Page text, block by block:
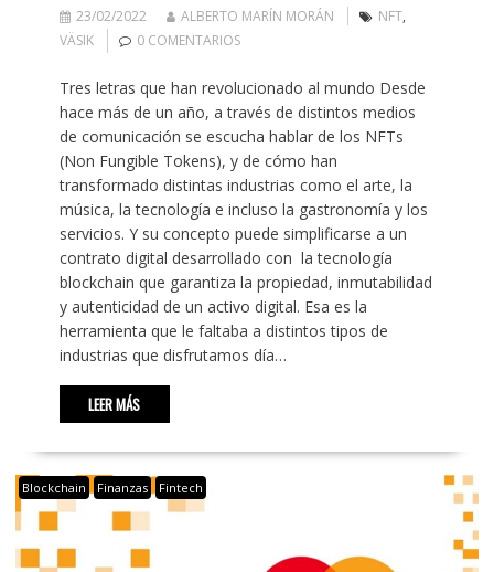
23/02/2022 ALBERTO MARÍN MORÁN NFT,
VÄSIK
0 COMENTARIOS
Tres letras que han revolucionado al mundo Desde
hace más de un año, a través de distintos medios
de comunicación se escucha hablar de los NFTs
(Non Fungible Tokens), y de cómo han
transformado distintas industrias como el arte, la
música, la tecnología e incluso la gastronomía y los
servicios. Y su concepto puede simplificarse a un
contrato digital desarrollado con la tecnología
blockchain que garantiza la propiedad, inmutabilidad
y autenticidad de un activo digital. Esa es la
herramienta que le faltaba a distintos tipos de
industrias que disfrutamos día…
LEER MÁS
Blockchain Finanzas Fintech